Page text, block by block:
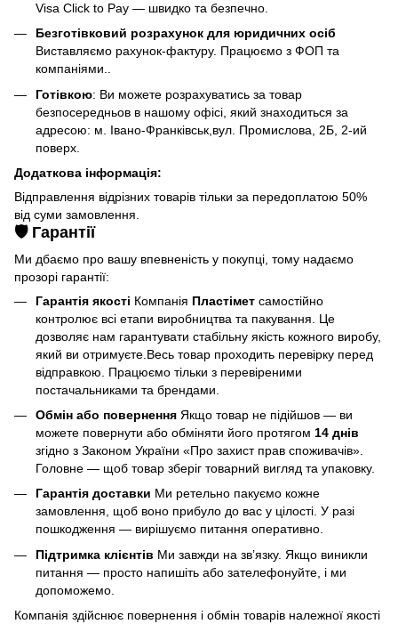
Visa Click to Pay — швидко та безпечно.
Безготівковий розрахунок для юридичних осіб
Виставляємо рахунок-фактуру. Працюємо з ФОП та
компаніями..
Готівкою: Ви можете розрахуватись за товар
безпосередньов в нашому офісі, який знаходиться за
адресою: м. Івано-Франківськ,вул. Промислова, 2Б, 2-ий
поверх.
Додаткова інформація:
Відправлення відрізних товарів тільки за передоплатою 50%
від суми замовлення.
🛡️ Гарантії
Ми дбаємо про вашу впевненість у покупці, тому надаємо
прозорі гарантії:
Гарантія якості Компанія Пластімет самостійно
контролює всі етапи виробництва та пакування. Це
дозволяє нам гарантувати стабільну якість кожного виробу,
який ви отримуєте.Весь товар проходить перевірку перед
відправкою. Працюємо тільки з перевіреними
постачальниками та брендами.
Обмін або повернення Якщо товар не підійшов — ви
можете повернути або обміняти його протягом 14 днів
згідно з Законом України «Про захист прав споживачів».
Головне — щоб товар зберіг товарний вигляд та упаковку.
Гарантія доставки Ми ретельно пакуємо кожне
замовлення, щоб воно прибуло до вас у цілості. У разі
пошкодження — вирішуємо питання оперативно.
Підтримка клієнтів Ми завжди на зв’язку. Якщо виникли
питання — просто напишіть або зателефонуйте, і ми
допоможемо.
Компанія здійснює повернення і обмін товарів належної якості